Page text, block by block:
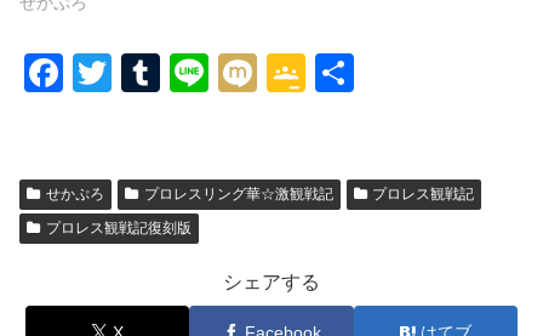
F
e
b
o
T
er
T
bl
r
Li
M
G
gl
Cl
a
せかぷろ プロレスリング華☆激観戦記
プロレス観戦記
プロレス観戦記復刻版
シェアする